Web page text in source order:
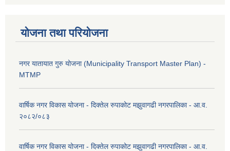
योजना तथा परियोजना
नगर यातायात गुरु योजना (Municipality Transport Master Plan) -
MTMP
वार्षिक नगर विकास योजना - दिक्तेल रुपाकोट मझुवागढी नगरपालिका - आ.व.
२०८२/०८३
वार्षिक नगर विकास योजना - दिक्तेल रुपाकोट मझुवागढी नगरपालिका - आ.व.